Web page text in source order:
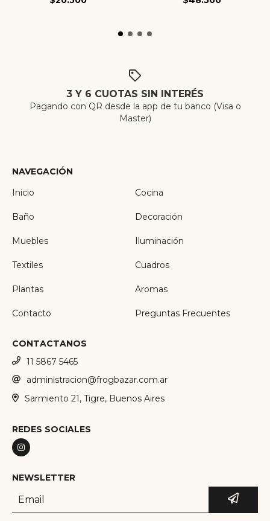
3 Y 6 CUOTAS SIN INTERÉS
Pagando con QR desde la app de tu banco (Visa o
Master)
NAVEGACIÓN
Inicio
Cocina
Baño Decoración
Muebles Iluminación
Textiles Cuadros
Plantas Aromas
Contacto Preguntas Frecuentes
CONTACTANOS
11 5867 5465
administracion@frogbazar.com.ar
Sarmiento 21, Tigre, Buenos Aires
REDES SOCIALES
NEWSLETTER